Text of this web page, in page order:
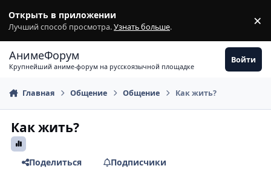
Открыть в приложении
Лучший способ просмотра.Узнать больше. ×
АнимеФорум
Крупнейший аниме-форум на русскоязычной площадке
Войти
Главная Общение Общение Как жить?
Как жить?
Поделиться Подписчики